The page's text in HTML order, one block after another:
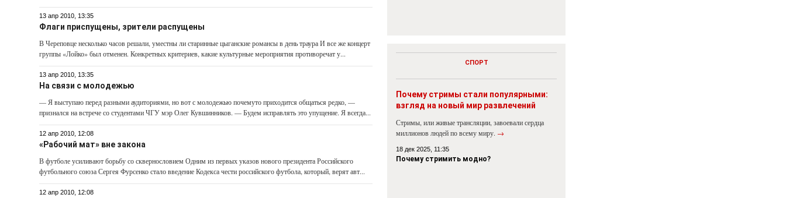
13 апр 2010, 13:35
Флаги приспущены, зрители распущены
В Череповце несколько часов решали, уместны ли старинные цыганские романсы в день траура И все же концерт
группы «Лойко» был отменен. Конкретных критериев, какие культурные меро­приятия противоречат у...
13 апр 2010, 13:35
На связи с молодежью
— Я выступаю перед разными аудиториями, но вот с молодежью почему­то приходится общаться редко, —
признался на встрече со студентами ЧГУ мэр Олег Кувшинников. — Будем исправлять это упущение. Я всегда...
12 апр 2010, 12:08
«Рабочий мат» вне закона
В футболе усиливают борьбу со сквернословием Одним из первых указов нового президента Российского
футбольного союза Сергея Фурсенко стало введение Кодекса чести российского футбола, который, верят авт...
12 апр 2010, 12:08
СПОРТ
Почему стримы стали популярными:
взгляд на новый мир развлечений
Стримы, или живые трансляции, завоевали сердца
миллионов людей по всему миру. →
18 дек 2025, 11:35
Почему стримить модно?